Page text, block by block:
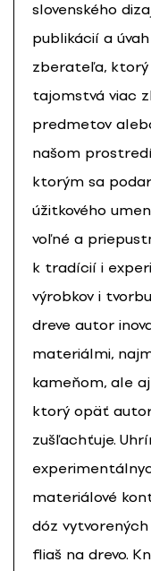
slovenského
publikácií a
zberateľa, ktorý
tajomstvá viac
predmetov
našom
ktorým sa
úžitkového
voľné a
k tradícií i
výrobkov i
dreve autor
materiálmi,
kameňom, ale
ktorý opäť
zušľachťuje.
materiálové
dóz
fliaš na drevo.